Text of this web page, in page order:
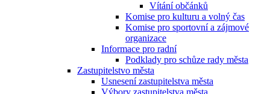
Vítání občánků
Komise pro kulturu a volný čas
Komise pro sportovní a zájmové
organizace
Informace pro radní
Podklady pro schůze rady města
Zastupitelstvo města
Usnesení zastupitelstva města
Výbory zastupitelstva města